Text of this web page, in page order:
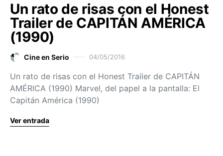
Un rato de risas con el Honest
Trailer de CAPITÁN AMÉRICA
(1990)
Cine en Serio 04/05/2016
Un rato de risas con el Honest Trailer de CAPITÁN
AMÉRICA (1990) Marvel, del papel a la pantalla: El
Capitán América (1990)
Ver entrada